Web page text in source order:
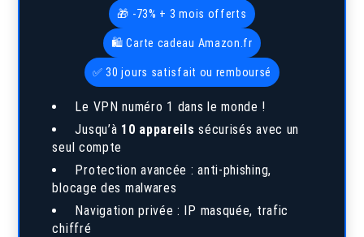
🎁 -73% + 3 mois offerts
🛍️ Carte cadeau Amazon.fr
✅ 30 jours satisfait ou remboursé
Le VPN numéro 1 dans le monde !
Jusqu’à 10 appareils sécurisés avec un
seul compte
Protection avancée : anti-phishing,
blocage des malwares
Navigation privée : IP masquée, trafic
chiffré